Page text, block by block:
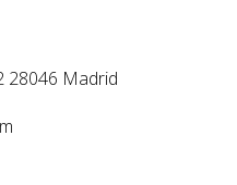
28046 Madrid